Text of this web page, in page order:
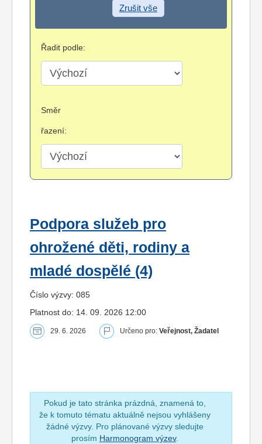
Zrušit vše
Řadit podle:
Směr
řazení:
Podpora služeb pro
ohrožené děti, rodiny a
mladé dospělé (4)
Číslo výzvy: 085
Platnost do: 14. 09. 2026 12:00
29. 6. 2026 Určeno pro: Veřejnost, Žadatel
Pokud je tato stránka prázdná, znamená to,
že k tomuto tématu aktuálně nejsou vyhlášeny
žádné výzvy. Pro plánované výzvy sledujte
prosím Harmonogram výzev.